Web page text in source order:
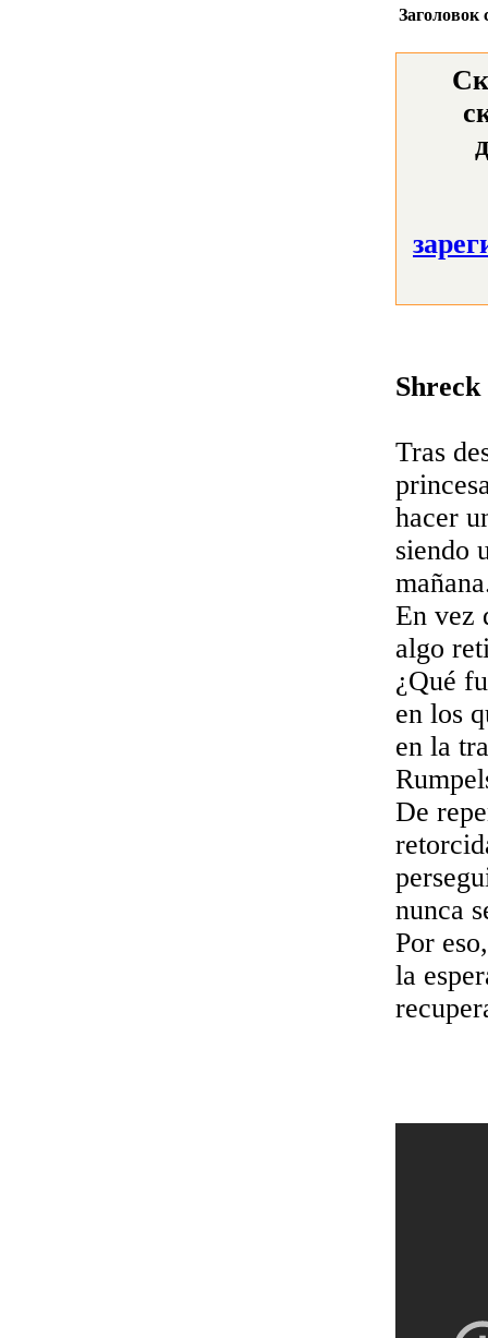
Заголовок
Shreck
Tras
hacer
siendo
En vez
algo
¿Qué
en los
en la
De
nunca
Por
la